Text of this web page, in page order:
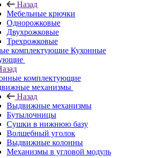
Назад
Мебельные крючки
Однорожковые
Двухрожковые
Трехрожковые
Кухонные
комплектующие
механизмы
Назад
Выдвижные механизмы
Бутылочницы
Сушки в нижнюю базу
Волшебный уголок
Выдвижные колонны
Механизмы в угловой модуль